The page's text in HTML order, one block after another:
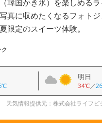
韓国かき氷）を楽しめる
真に収めたくなるフォト
限定のスイーツ体験。
明日
34℃／
天気情報提供元：株式会社ライフビ